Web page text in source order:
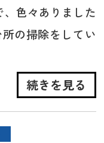
色々ありました
の掃除をしてい
続きを見る